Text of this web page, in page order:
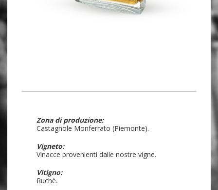
Zona di produzione:
Castagnole Monferrato (Piemonte).
Vigneto:
Vinacce provenienti dalle nostre vigne.
Vitigno:
Ruchè.